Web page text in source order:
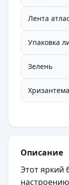
Лента
Упаковка
Зелень
Описание
Этот яркий